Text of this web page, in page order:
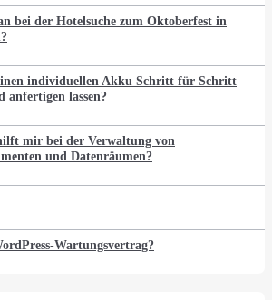
bei der Hotelsuche zum Oktoberfest in
individuellen Akku Schritt für Schritt
anfertigen lassen?
mir bei der Verwaltung von
und Datenräumen?
Wartungsvertrag?